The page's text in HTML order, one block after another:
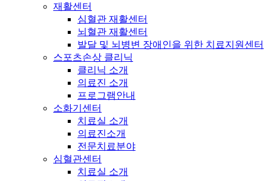
재활센터
심혈관 재활센터
뇌혈관 재활센터
발달 및 뇌병변 장애인을 위한 치료지원센터
스포츠손상 클리닉
클리닉 소개
의료진 소개
프로그램안내
소화기센터
치료실 소개
의료진소개
전문치료분야
심혈관센터
치료실 소개